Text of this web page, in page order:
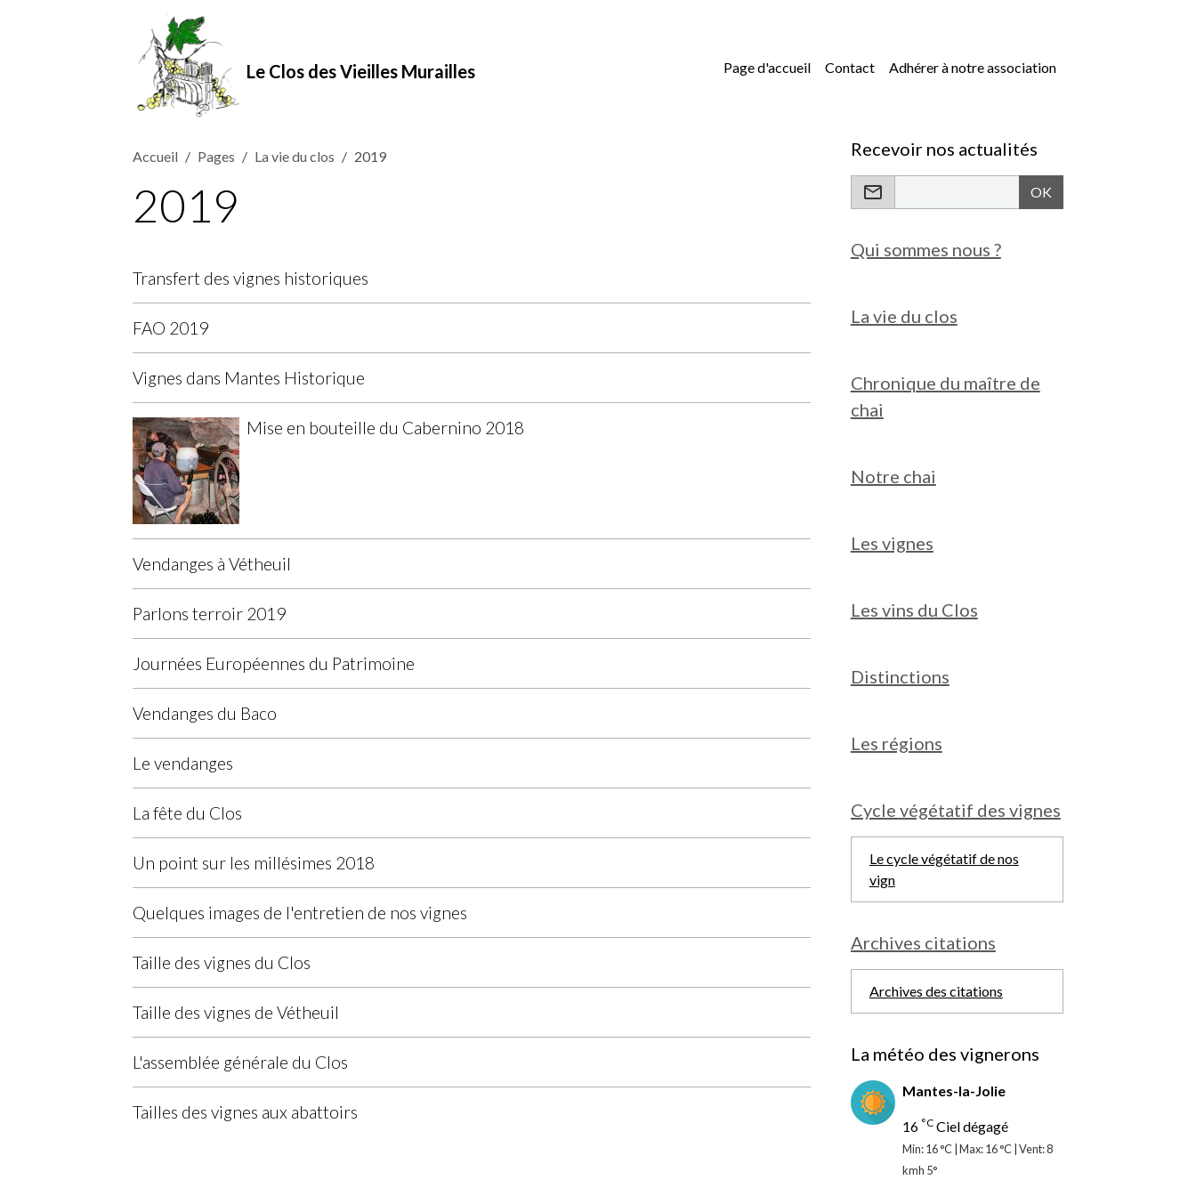
Le Clos des Vieilles Murailles Page d'accueil Contact Adhérer à notre association
Accueil Pages La vie du clos 2019
2019
Transfert des vignes historiques
FAO 2019
Vignes dans Mantes Historique
Mise en bouteille du Cabernino 2018
Vendanges à Vétheuil
Parlons terroir 2019
Journées Européennes du Patrimoine
Vendanges du Baco
Le vendanges
La fête du Clos
Un point sur les millésimes 2018
Quelques images de l'entretien de nos vignes
Taille des vignes du Clos
Taille des vignes de Vétheuil
L'assemblée générale du Clos
Tailles des vignes aux abattoirs
Recevoir nos actualités
OK
Qui sommes nous ?
La vie du clos
Chronique du maître de
chai
Notre chai
Les vignes
Les vins du Clos
Distinctions
Les régions
Cycle végétatif des vignes
Le cycle végétatif de nos
vign
Archives citations
Archives des citations
La météo des vignerons
Mantes-la-Jolie
16 °CCiel dégagé
Min: 16 °C | Max: 16 °C | Vent: 8
kmh 5°